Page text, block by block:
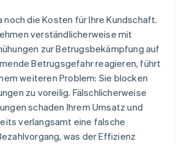
noch die Kosten für Ihre Kundschaft.
verständlicherweise mit
zur Betrugsbekämpfung auf
Betrugsgefahr reagieren, führt
weiteren Problem: Sie blocken
zu voreilig. Fälschlicherweise
schaden Ihrem Umsatz und
verlangsamt eine falsche
was der Effizienz